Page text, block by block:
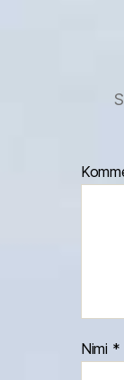
Nimi *